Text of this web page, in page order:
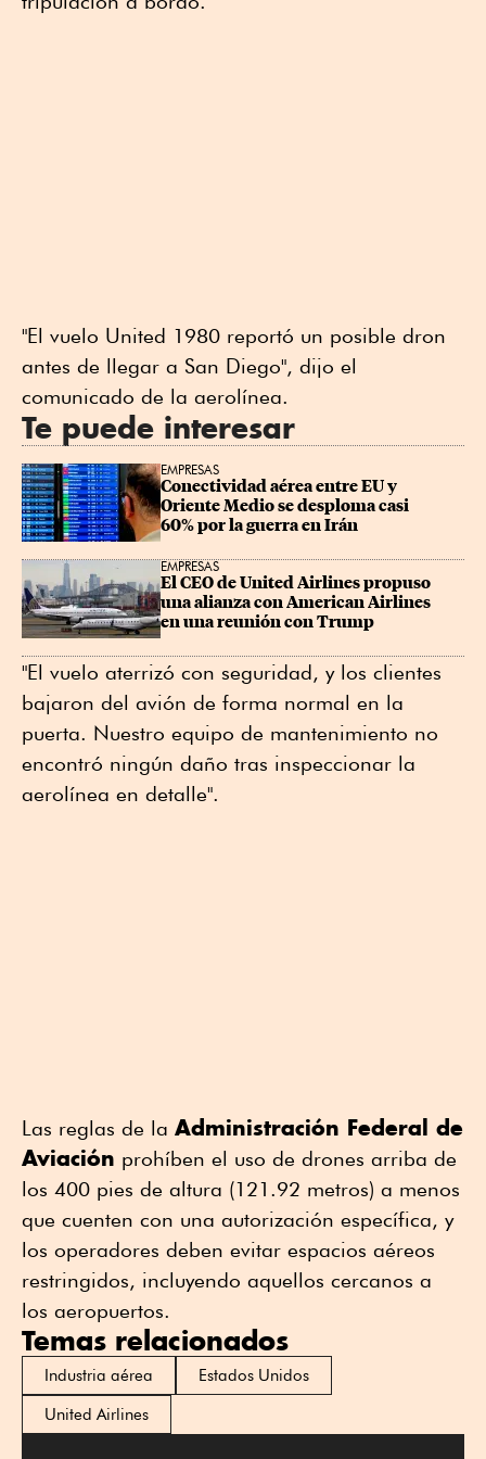
"El vuelo United 1980 reportó un posible dron
antes de llegar a San Diego", dijo el
comunicado de la aerolínea.
Te puede interesar
EMPRESAS
Conectividad aérea entre EU y
Oriente Medio se desploma casi
60% por la guerra en Irán
EMPRESAS
El CEO de United Airlines propuso
una alianza con American Airlines
en una reunión con Trump
"El vuelo aterrizó con seguridad, y los clientes
bajaron del avión de forma normal en la
puerta. Nuestro equipo de mantenimiento no
encontró ningún daño tras inspeccionar la
aerolínea en detalle".
Las reglas de la Administración Federal de
Aviación prohíben el uso de drones arriba de
los 400 pies de altura (121.92 metros) a menos
que cuenten con una autorización específica, y
los operadores deben evitar espacios aéreos
restringidos, incluyendo aquellos cercanos a
los aeropuertos.
Temas relacionados
Industria aérea
Estados Unidos
United Airlines